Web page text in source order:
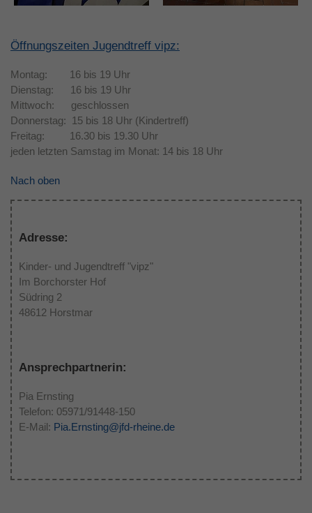
Öffnungszeiten Jugendtreff vipz:
Montag: 16 bis 19 Uhr
Dienstag: 16 bis 19 Uhr
Mittwoch: geschlossen
Donnerstag: 15 bis 18 Uhr (Kindertreff)
Freitag: 16.30 bis 19.30 Uhr
jeden letzten Samstag im Monat: 14 bis 18 Uhr
Nach oben
Adresse:
Kinder- und Jugendtreff "vipz"
Im Borchorster Hof
Südring 2
48612 Horstmar
Ansprechpartnerin:
Pia Ernsting
Telefon: 05971/91448-150
E-Mail: Pia.Ernsting@jfd-rheine.de